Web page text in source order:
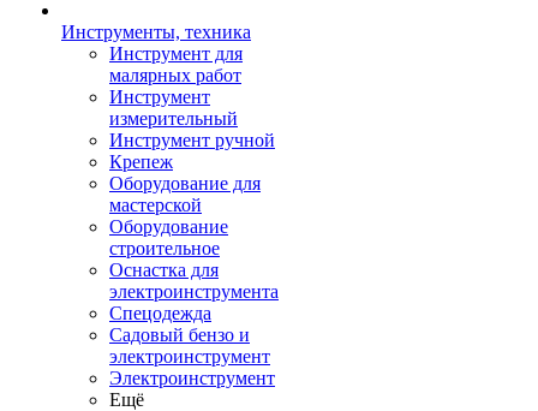
Инструменты, техника
Инструмент для
малярных работ
Инструмент
измерительный
Инструмент ручной
Крепеж
Оборудование для
мастерской
Оборудование
строительное
Оснастка для
электроинструмента
Спецодежда
Садовый бензо и
электроинструмент
Электроинструмент
Ещё